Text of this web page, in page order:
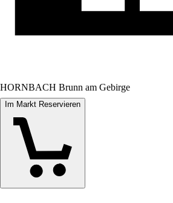
HORNBACH Brunn am Gebirge
Im Markt Reservieren